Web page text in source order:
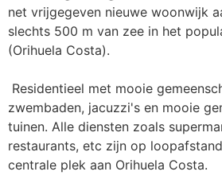
net vrijgegeven nieuwe woonwijk
slechts 500 m van zee in het
(Orihuela Costa).
zwembaden, jacuzzi's en mooie
tuinen. Alle diensten zoals
restaurants, etc zijn op
centrale plek aan Orihuela Costa.